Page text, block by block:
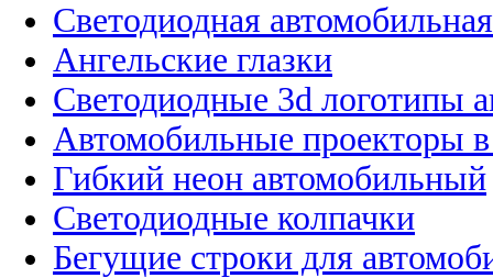
Светодиодная
Ангельские глазки
Светодиодные 3d логотипы
Автомобильные проекторы
Гибкий неон автомобильный
Светодиодные колпачки
Бегущие строки для